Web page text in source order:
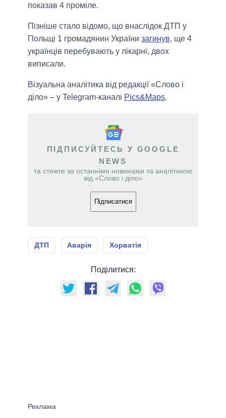
показав 4 проміле.
Пізніше стало відомо, що внаслідок ДТП у
Польщі 1 громадянин України загинув, ще 4
українців перебувають у лікарні, двох
виписали.
Візуальна аналітика від редакції «Слово і
діло» – у Telegram-каналі Pics&Maps.
ПІДПИСУЙТЕСЬ У GOOGLE
NEWS
та стежте за останніми новинами та аналітикою
від «Слово і діло»
Підписатися
ДТП Аварія Хорватія
Поділитися: